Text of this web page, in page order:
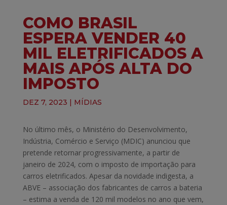
COMO BRASIL
ESPERA VENDER 40
MIL ELETRIFICADOS A
MAIS APÓS ALTA DO
IMPOSTO
DEZ 7, 2023 | MÍDIAS
No último mês, o Ministério do Desenvolvimento,
Indústria, Comércio e Serviço (MDIC) anunciou que
pretende retornar progressivamente, a partir de
janeiro de 2024, com o imposto de importação para
carros eletrificados. Apesar da novidade indigesta, a
ABVE – associação dos fabricantes de carros a bateria
– estima a venda de 120 mil modelos no ano que vem,